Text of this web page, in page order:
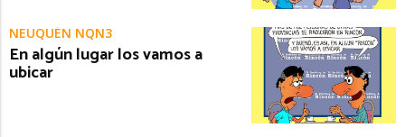
NEUQUÉN NQN3
En algún lugar los vamos a
ubicar